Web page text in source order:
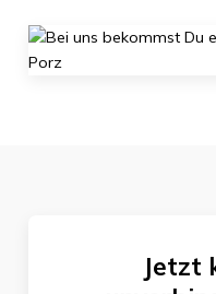
Jetzt